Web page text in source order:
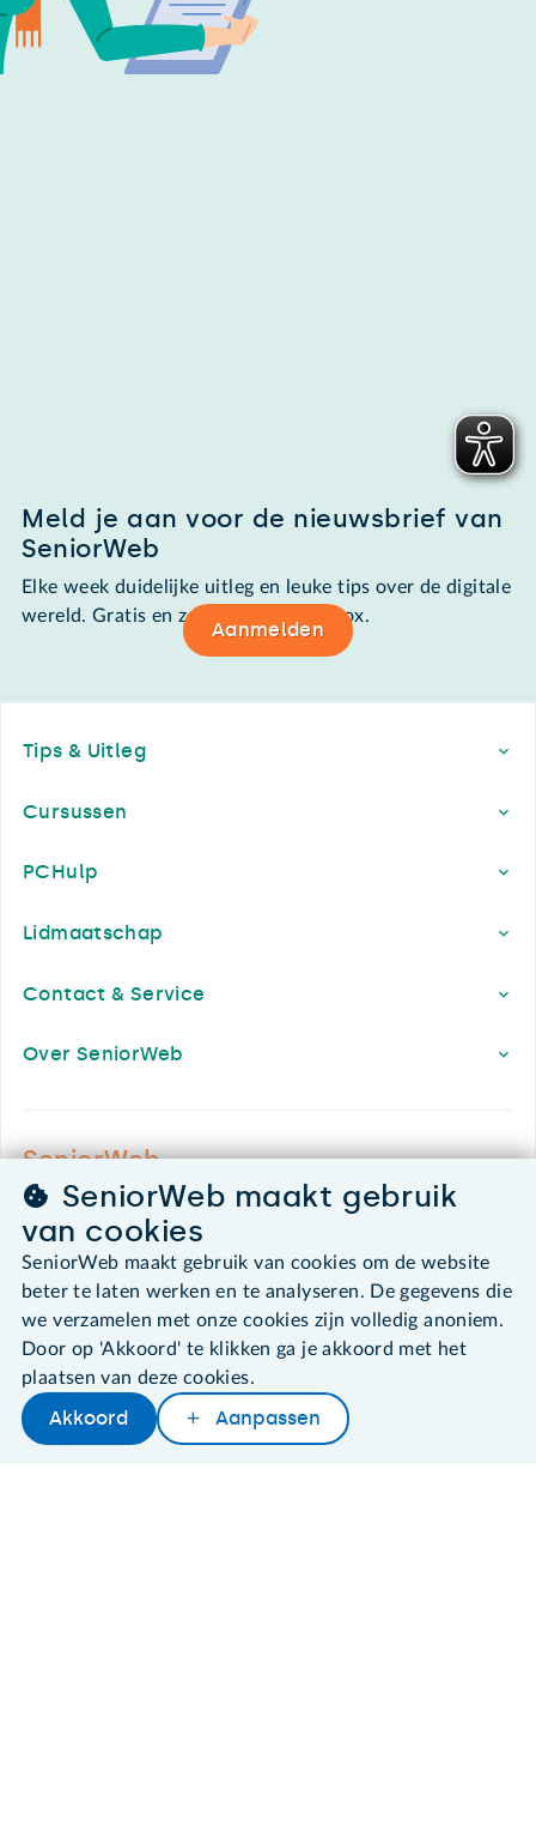
Meld je aan voor de nieuwsbrief van
SeniorWeb
Elke week duidelijke uitleg en leuke tips over de digitale
wereld. Gratis en zomaar in de mailbox.
Aanmelden
Tips & Uitleg
Cursussen
PCHulp
Lidmaatschap
Contact & Service
Over SeniorWeb
SeniorWeb.
De computerhulp voor u.
030 - 276 99 65
leden@seniorweb.nl
©2026 SeniorWeb
Algemene voorwaarden
SeniorWeb maakt gebruik
van cookies
SeniorWeb maakt gebruik van cookies om de website
beter te laten werken en te analyseren. De gegevens die
we verzamelen met onze cookies zijn volledig anoniem.
Door op 'Akkoord' te klikken ga je akkoord met het
plaatsen van deze cookies.
Akkoord Aanpassen